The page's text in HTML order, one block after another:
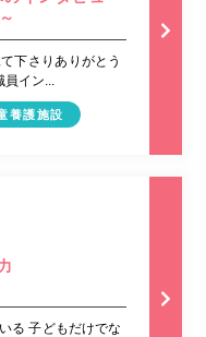
下さりありがとう
イン...
養護施設
る 子どもだけでな